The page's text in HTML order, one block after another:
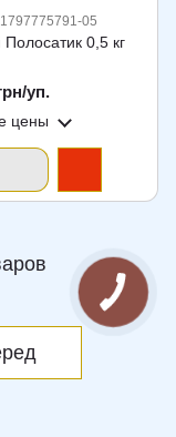
05
0,5 кг
уп.
цены